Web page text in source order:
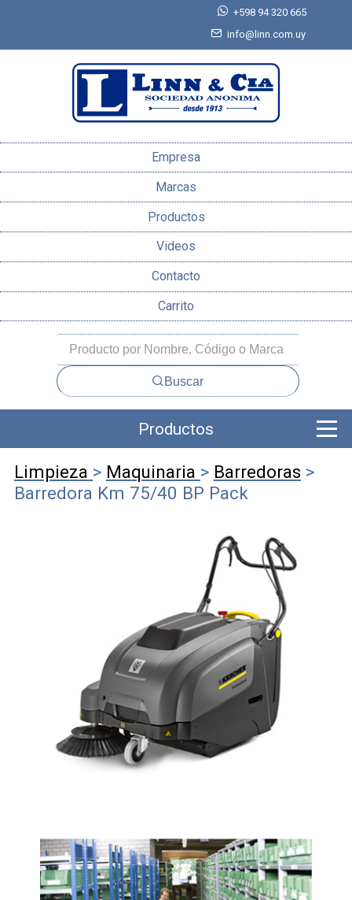
+598 94 320 665
info@linn.com.uy
Empresa
Marcas
Productos
Videos
Contacto
Carrito
Buscar
Productos
Limpieza > Maquinaria > Barredoras >
Barredora Km 75/40 BP Pack